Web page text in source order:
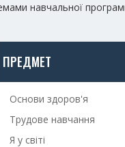
навчальної
ПРЕДМЕТ
Основи здоров'я
Трудове навчання
Я у світі